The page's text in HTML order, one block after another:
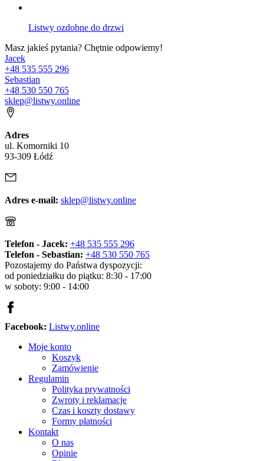
Listwy ozdobne do drzwi
Masz jakieś pytania? Chętnie odpowiemy!
Jacek
+48 535 555 296
Sebastian
+48 530 550 765
sklep@listwy.online
Adres
ul. Komorniki 10
93-309 Łódź
Adres e-mail: sklep@listwy.online
Telefon - Jacek: +48 535 555 296
Telefon - Sebastian: +48 530 550 765
Pozostajemy do Państwa dyspozycji:
od poniedziałku do piątku: 8:30 - 17:00
w soboty: 9:00 - 14:00
Facebook: Listwy.online
Moje konto
Koszyk
Zamówienie
Regulamin
Polityka prywatności
Zwroty i reklamacje
Czas i koszty dostawy
Formy płatności
Kontakt
O nas
Opinie